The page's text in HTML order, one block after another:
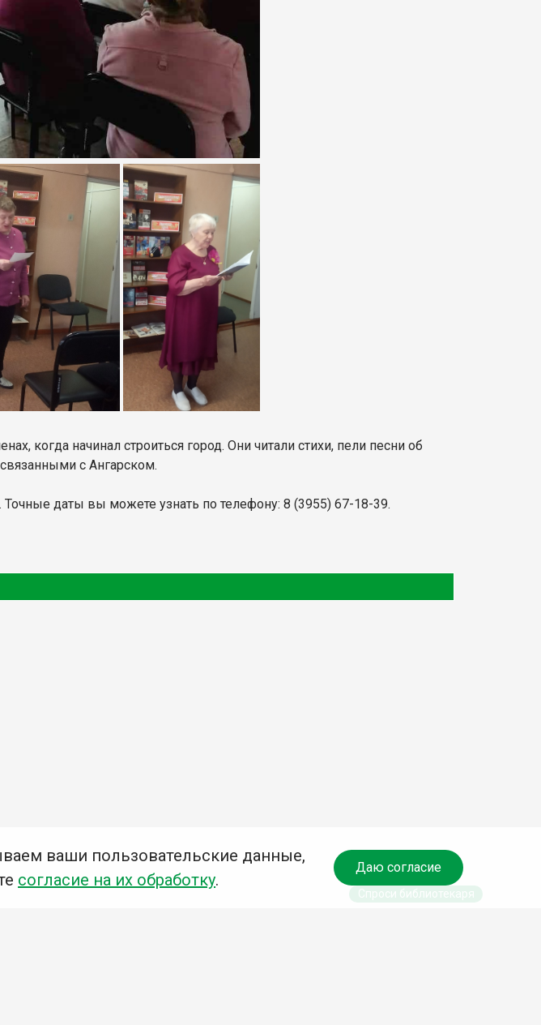
когда начинал строиться город. Они читали стихи, пели песни об
с Ангарском.
даты вы можете узнать по телефону: 8 (3955) 67-18-39.
ваши пользовательские данные,
согласие на их обработку.
Даю согласие
Спроси библиотекаря